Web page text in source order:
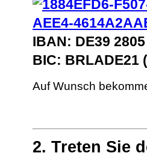
IBAN: DE39
BIC: BRLADE21
Auf Wunsch
2. Treten Sie